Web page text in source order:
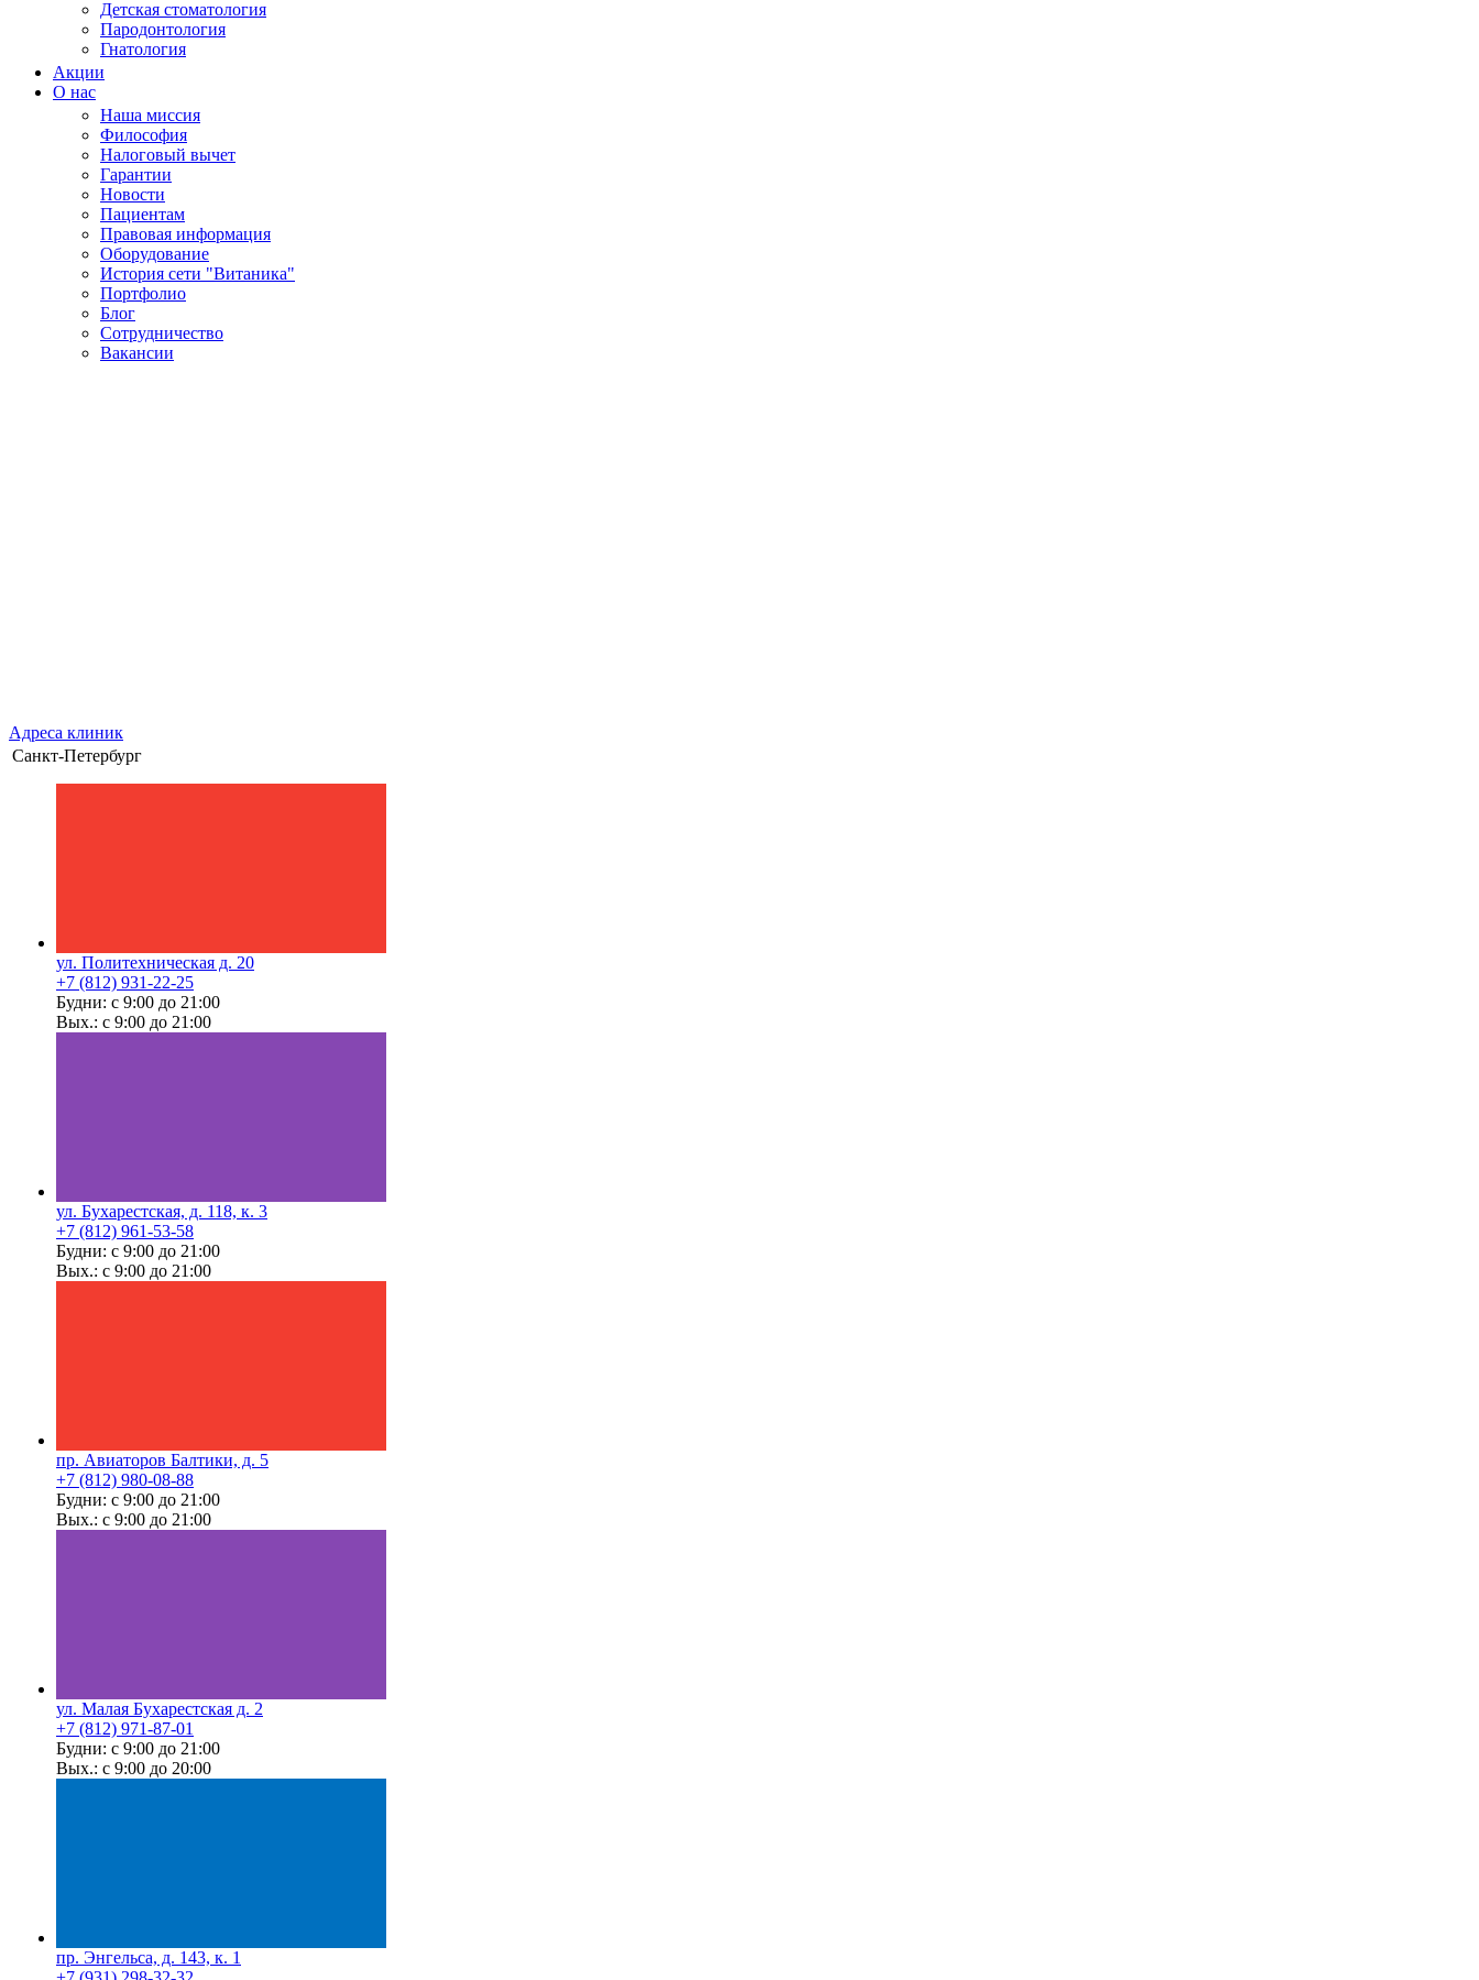
Детская стоматология
Пародонтология
Гнатология
Акции
О нас
Наша миссия
Философия
Налоговый вычет
Гарантии
Новости
Пациентам
Правовая информация
Оборудование
История сети "Витаника"
Портфолио
Блог
Сотрудничество
Вакансии
Адреса клиник
Санкт-Петербург
ул. Политехническая д. 20
+7 (812) 931-22-25
Будни: с 9:00 до 21:00
Вых.: с 9:00 до 21:00
ул. Бухарестская, д. 118, к. 3
+7 (812) 961-53-58
Будни: с 9:00 до 21:00
Вых.: с 9:00 до 21:00
пр. Авиаторов Балтики, д. 5
+7 (812) 980-08-88
Будни: с 9:00 до 21:00
Вых.: с 9:00 до 21:00
ул. Малая Бухарестская д. 2
+7 (812) 971-87-01
Будни: с 9:00 до 21:00
Вых.: с 9:00 до 20:00
пр. Энгельса, д. 143, к. 1